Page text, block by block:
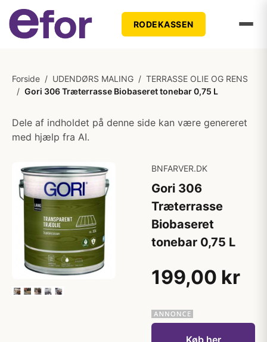
RODEKASSEN
Forside / UDENDØRS MALING / TERRASSE OLIE OG RENS
/ Gori 306 Træterrasse Biobaseret tonebar 0,75 L
Dele af indholdet på denne side kan være genereret
med hjælp fra AI.
BNFARVER.DK
Gori 306
Træterrasse
Biobaseret
tonebar 0,75 L
199,00 kr
Køb her